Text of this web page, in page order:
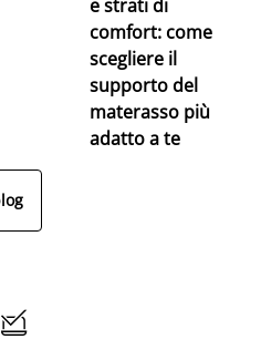
e strati di
comfort: come
scegliere il
supporto del
materasso più
adatto a te
